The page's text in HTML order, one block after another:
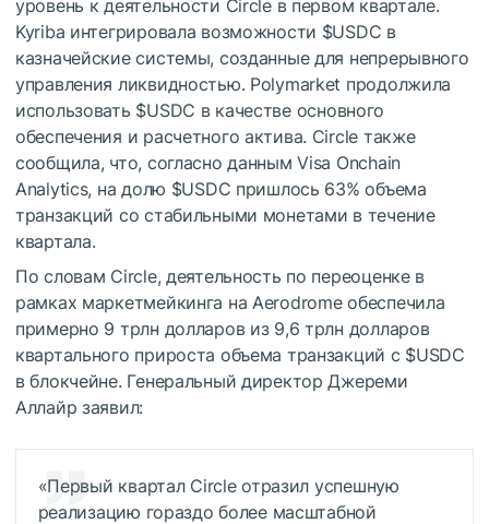
уровень к деятельности Circle в первом квартале.
Kyriba интегрировала возможности $USDC в
казначейские системы, созданные для непрерывного
управления ликвидностью. Polymarket продолжила
использовать $USDC в качестве основного
обеспечения и расчетного актива. Circle также
сообщила, что, согласно данным Visa Onchain
Analytics, на долю $USDC пришлось 63% объема
транзакций со стабильными монетами в течение
квартала.
По словам Circle, деятельность по переоценке в
рамках маркетмейкинга на Aerodrome обеспечила
примерно 9 трлн долларов из 9,6 трлн долларов
квартального прироста объема транзакций с $USDC
в блокчейне. Генеральный директор Джереми
Аллайр заявил:
«Первый квартал Circle отразил успешную
реализацию гораздо более масштабной